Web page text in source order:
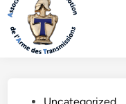
PostedUncategorized